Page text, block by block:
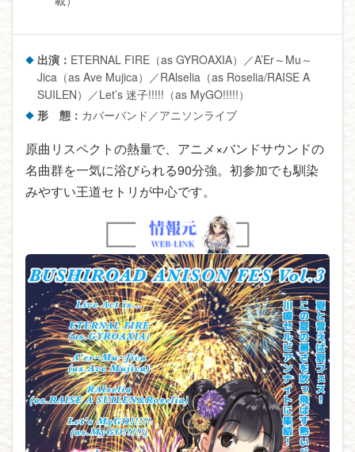
出演： ETERNAL FIRE（as GYROAXIA）／A’Er～Mu～
Jica（as Ave Mujica）／RAlselia（as Roselia/RAISE A
SUILEN）／Let’s 迷子!!!!!（as MyGO!!!!!）
形 態： カバーバンド／アニソンライブ
原曲リスペクトの熱量で、アニメ×バンドサウンドの
名曲群を一気に浴びられる90分強。初参加でも馴染
みやすい王道セトリが中心です。